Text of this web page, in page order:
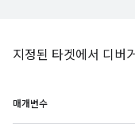
지정된 타겟에서 디버
매개변수